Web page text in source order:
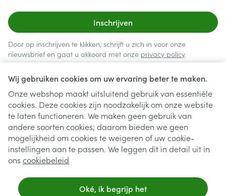
Wij gebruiken cookies om uw ervaring beter te maken.
Onze webshop maakt uitsluitend gebruik van essentiële
cookies. Deze cookies zijn noodzakelijk om onze website
te laten functioneren. We maken geen gebruik van
andere soorten cookies; daarom bieden we geen
mogelijkheid om cookies te weigeren of uw cookie-
instellingen aan te passen. We leggen dit in detail uit in
ons cookiebeleid
Oké, ik begrijp het
Inschrijven
Door op inschrijven te klikken, schrijft u zich in voor onze
nieuwsbrief en gaat u akkoord met onze privacy policy.
Juridische links